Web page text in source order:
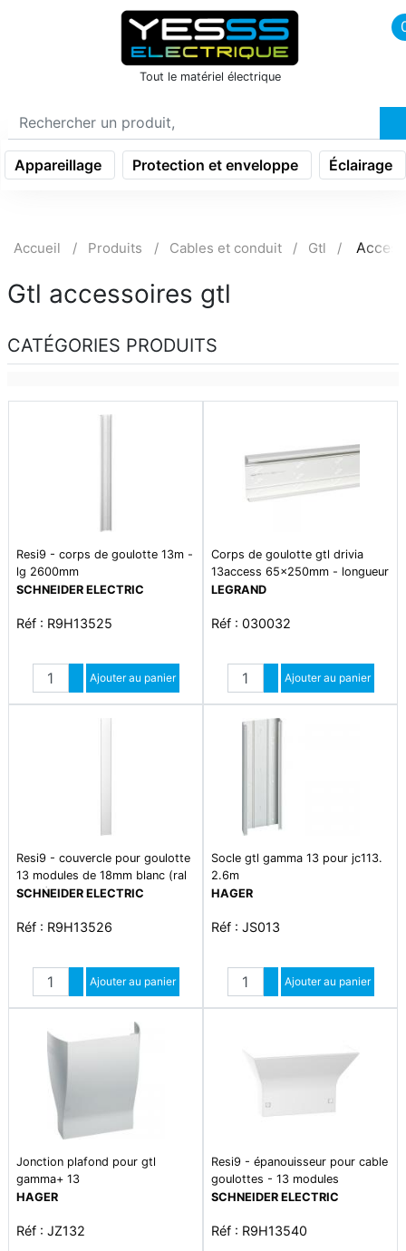
icon menu burger
Tout le matériel électrique
Appareillage Protection et enveloppe Éclairage
Accueil Produits Cables et conduit Gtl
Gtl accessoires gtl
CATÉGORIES PRODUITS
Resi9 - corps de goulotte 13m -
lg 2600mm
SCHNEIDER ELECTRIC
Réf : R9H13525
Quantité
Augmenter quantité
Diminuer quantité
Ajouter au panier
Corps de goulotte gtl drivia
13access 65x250mm - longueur
2,60m
LEGRAND
Réf : 030032
Quantité
Augmenter quantité
Diminuer quantité
Ajouter au panier
Resi9 - couvercle pour goulotte
13 modules de 18mm blanc (ral
9003)
SCHNEIDER ELECTRIC
Réf : R9H13526
Quantité
Augmenter quantité
Diminuer quantité
Ajouter au panier
Socle gtl gamma 13 pour jc113.
2.6m
HAGER
Réf : JS013
Quantité
Augmenter quantité
Diminuer quantité
Ajouter au panier
Jonction plafond pour gtl
gamma+ 13
HAGER
Réf : JZ132
Resi9 - épanouisseur pour cable
goulottes - 13 modules
SCHNEIDER ELECTRIC
Réf : R9H13540